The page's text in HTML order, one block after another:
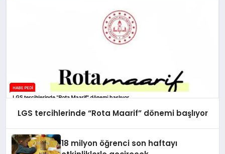
LGS tercihlerinde “Rota Maarif” dönemi başlıyor
18 milyon öğrenci son haftayı